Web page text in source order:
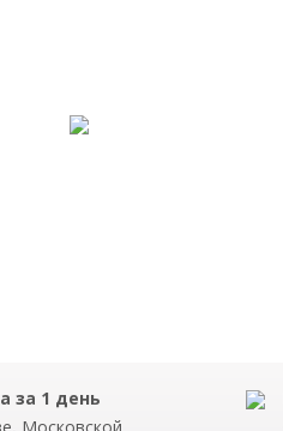
за 1 день
Московской